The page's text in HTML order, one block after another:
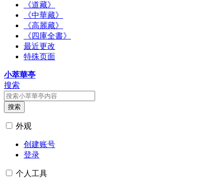
《道藏》
《中華藏》
《高麗藏》
《四庫全書》
最近更改
特殊页面
小萃華亭
搜索
搜索
外观
创建账号
登录
个人工具